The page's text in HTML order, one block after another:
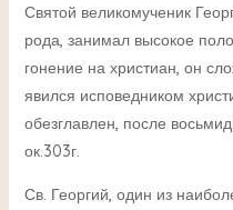
Святой великомученик
рода, занимал высокое
гонение на христиан, он
явился исповедником
обезглавлен, после
ок.303г.
Св. Георгий, один из